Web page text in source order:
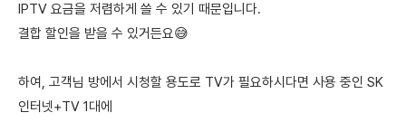
IPTV 요금을 저렴하게 쓸 수 있기 때문입니다.
결합 할인을 받을 수 있거든요😅
하여, 고객님 방에서 시청할 용도로 TV가 필요하시다면 사용 중인 SK
인터넷+TV 1대에